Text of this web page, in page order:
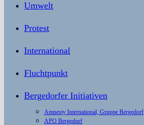
Umwelt
Protest
International
Fluchtpunkt
Bergedorfer Initiativen
Amnesty International, Gruppe Bergedorf
APO Bergedorf